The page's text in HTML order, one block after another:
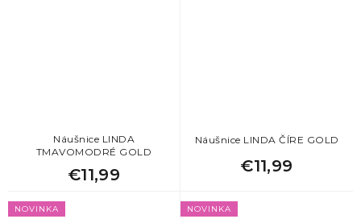
Náušnice LINDA
TMAVOMODRÉ GOLD
€11,99
Náušnice LINDA ČÍRE GOLD
€11,99
NOVINKA NOVINKA